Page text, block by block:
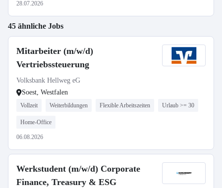
28.07.2026
45 ähnliche Jobs
Mitarbeiter (m/w/d)
Vertriebssteuerung
Volksbank Hellweg eG
Soest, Westfalen
Vollzeit Weiterbildungen Flexible Arbeitszeiten Urlaub >= 30
Home-Office
06.08.2026
Werkstudent (m/w/d) Corporate
Finance, Treasury & ESG